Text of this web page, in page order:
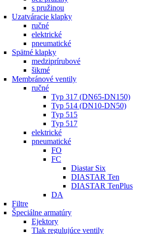
s pružinou
Uzatváracie klapky
ručné
elektrické
pneumatické
Spätné klapky
medziprírubové
šikmé
Membránové ventily
ručné
Typ 317 (DN65-DN150)
Typ 514 (DN10-DN50)
Typ 515
Typ 517
elektrické
pneumatické
FO
FC
Diastar Six
DIASTAR Ten
DIASTAR TenPlus
DA
Filtre
Špeciálne armatúry
Ejektory
Tlak regulujúce ventily